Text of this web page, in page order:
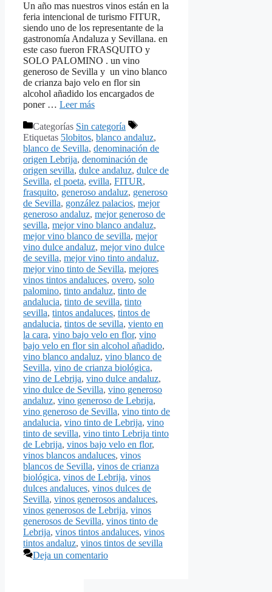
Un año mas nuestros vinos están en la
feria intencional de turismo FITUR,
siendo uno de los representante de la
gastronomía Andaluza y Sevillana. en
este caso fueron FRASQUITO y
SOLO PALOMINO . un vino
generoso de Sevilla y un vino blanco
de crianza bajo velo en flor sin
alcohol añadido los encargados de
poner … Leer más
Categorías Sin categoría
Etiquetas 5lobitos, blanco andaluz,
blanco de Sevilla, denominación de
origen Lebrija, denominación de
origen sevilla, dulce andaluz, dulce de
Sevilla, el poeta, evilla, FITUR,
frasquito, generoso andaluz, generoso
de Sevilla, gonzález palacios, mejor
generoso andaluz, mejor generoso de
sevilla, mejor vino blanco andaluz,
mejor vino blanco de sevilla, mejor
vino dulce andaluz, mejor vino dulce
de sevilla, mejor vino tinto andaluz,
mejor vino tinto de Sevilla, mejores
vinos tintos andaluces, overo, solo
palomino, tinto andaluz, tinto de
andalucia, tinto de sevilla, tinto
sevilla, tintos andaluces, tintos de
andalucia, tintos de sevilla, viento en
la cara, vino bajo velo en flor, vino
bajo velo en flor sin alcohol añadido,
vino blanco andaluz, vino blanco de
Sevilla, vino de crianza biológica,
vino de Lebrija, vino dulce andaluz,
vino dulce de Sevilla, vino generoso
andaluz, vino generoso de Lebrija,
vino generoso de Sevilla, vino tinto de
andalucia, vino tinto de Lebrija, vino
tinto de sevilla, vino tinto Lebrija tinto
de Lebrija, vinos bajo velo en flor,
vinos blancos andaluces, vinos
blancos de Sevilla, vinos de crianza
biológica, vinos de Lebrija, vinos
dulces andaluces, vinos dulces de
Sevilla, vinos generosos andaluces,
vinos generosos de Lebrija, vinos
generosos de Sevilla, vinos tinto de
Lebrija, vinos tintos andaluces, vinos
tintos andaluz, vinos tintos de sevilla
Deja un comentario